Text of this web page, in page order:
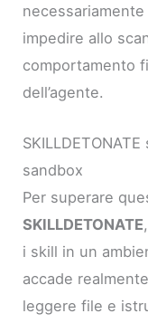
impedire allo
comportamento
dell’agente.
sandbox
Per superare
SKILLDETONATE
i skill in un
accade
leggere file e